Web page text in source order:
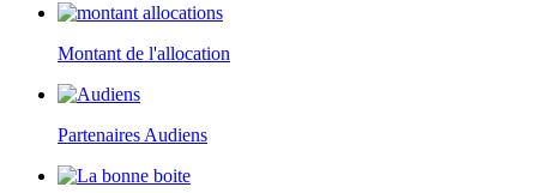
Montant de l'allocation
Partenaires Audiens